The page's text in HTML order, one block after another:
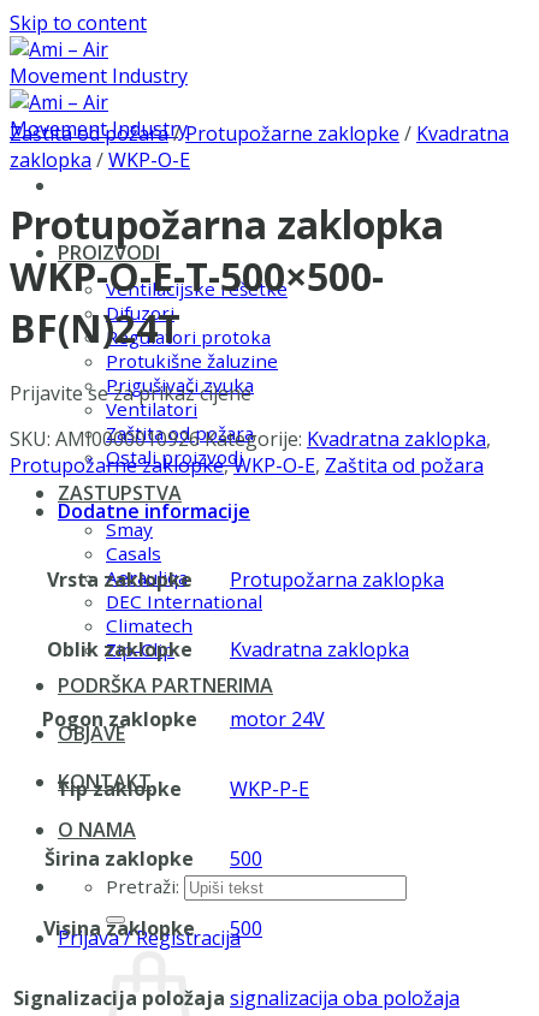
Skip to content
PROIZVODI
Ventilacijske rešetke
Difuzori
Regulatori protoka
Protukišne žaluzine
Prigušivači zvuka
Ventilatori
Zaštita od požara
Ostali proizvodi
ZASTUPSTVA
Smay
Casals
Aerauliqa
DEC International
Climatech
Zip-Clip
PODRŠKA PARTNERIMA
OBJAVE
KONTAKT
O NAMA
Pretraži:
Prijava / Registracija
Zaštita od požara/Protupožarne zaklopke / Kvadratna
zaklopka /WKP-O-E
Protupožarna zaklopka
WKP-O-E-T-500×500-
BF(N)24T
Prijavite se za prikaz cijene
SKU: AMI0000010926Kategorije: Kvadratna zaklopka,
Protupožarne zaklopke,WKP-O-E, Zaštita od požara
Dodatne informacije
Vrsta zaklopke Protupožarna zaklopka
Oblik zaklopke Kvadratna zaklopka
Pogon zaklopke motor 24V
Tip zaklopke WKP-P-E
Širina zaklopke 500
Visina zaklopke 500
Signalizacija položaja signalizacija oba položaja